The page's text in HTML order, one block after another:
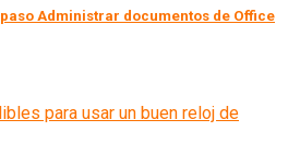
Administrar documentos de Office